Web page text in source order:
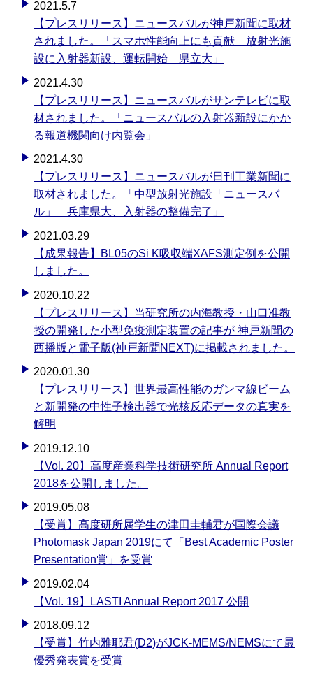
2021.5.7
【プレスリリース】ニュースバルが神戸新聞に取材
されました。「スマホ性能向上にも貢献 放射光施
設に入射器新設、運転開始 県立大」
2021.4.30
【プレスリリース】ニュースバルがサンテレビに取
材されました。「ニュースバルの入射器新設にかか
る報道機関向け内覧会」
2021.4.30
【プレスリリース】ニュースバルが日刊工業新聞に
取材されました。「中型放射光施設「ニュースバ
ル」 兵庫県大、入射器の整備完了」
2021.03.29
【成果報告】BL05のSi K吸収端XAFS測定例を公開
しました。
2020.10.22
【プレスリリース】当研究所の内海教授・山口准教
授の開発した小型免疫測定装置の記事が 神戸新聞の
西播版と電子版(神戸新聞NEXT)に掲載されました。
2020.01.30
【プレスリリース】世界最高性能のガンマ線ビーム
と新開発の中性子検出器で光核反応データの真実を
解明
2019.12.10
【Vol. 20】高度産業科学技術研究所 Annual Report
2018を公開しました。
2019.05.08
【受賞】高度研所属学生の津田圭輔君が国際会議
Photomask Japan 2019にて「Best Academic Poster
Presentation賞」を受賞
2019.02.04
【Vol. 19】LASTI Annual Report 2017 公開
2018.09.12
【受賞】竹内雅耶君(D2)がJCK-MEMS/NEMSにて最
優秀発表賞を受賞